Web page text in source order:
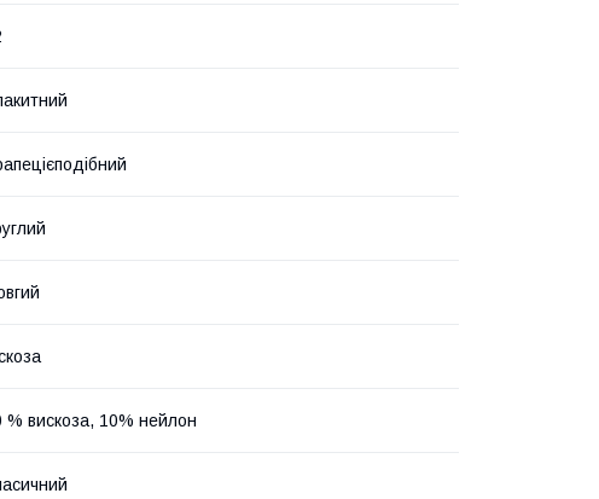
% вискоза, 10% нейлон